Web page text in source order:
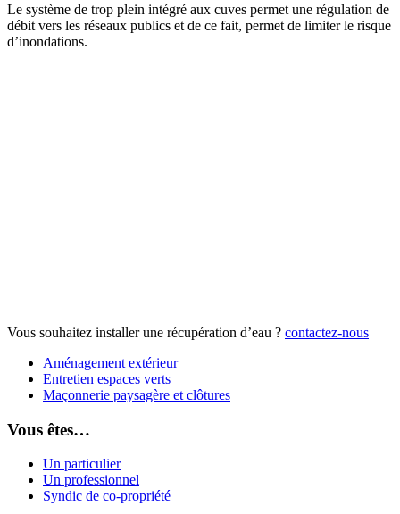
Le système de trop plein intégré aux cuves permet une régulation de
débit vers les réseaux publics et de ce fait, permet de limiter le risque
d’inondations.
Vous souhaitez installer une récupération d’eau ? contactez-nous
Aménagement extérieur
Entretien espaces verts
Maçonnerie paysagère et clôtures
Vous êtes…
Un particulier
Un professionnel
Syndic de co-propriété